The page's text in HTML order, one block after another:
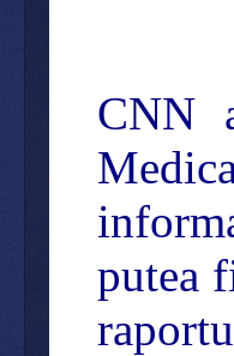
CNN
putea